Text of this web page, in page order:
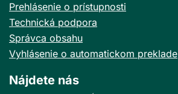
Prehlásenie o prístupnosti
Technická podpora
Správca obsahu
Vyhlásenie o automatickom preklade
Nájdete nás